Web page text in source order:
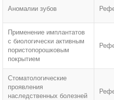
Аномалии зубов
Применение имплантатов
с биологически активным
пористопорошковым
покрытием
Стоматологические
проявления
наследственных болезней